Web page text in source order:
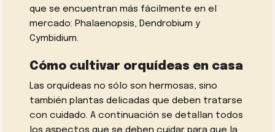
que se encuentran más fácilmente en el
mercado: Phalaenopsis, Dendrobium y
Cymbidium.
Cómo cultivar orquídeas en casa
Las orquídeas no sólo son hermosas, sino
también plantas delicadas que deben tratarse
con cuidado. A continuación se detallan todos